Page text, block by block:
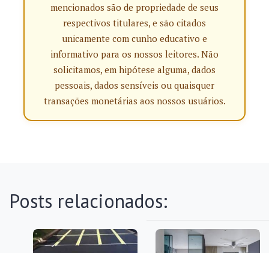
mencionados são de propriedade de seus
respectivos titulares, e são citados
unicamente com cunho educativo e
informativo para os nossos leitores. Não
solicitamos, em hipótese alguma, dados
pessoais, dados sensíveis ou quaisquer
transações monetárias aos nossos usuários.
Posts relacionados: